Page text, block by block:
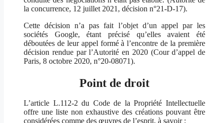
la concurrence, 12 juillet 2021, décision n°21-D-17).
Cette décision n’a pas fait l’objet d’un appel par les
sociétés Google, étant précisé qu’elles avaient été
déboutées de leur appel formé à l’encontre de la première
décision rendue par l’Autorité en 2020 (Cour d’appel de
Paris, 8 octobre 2020, n°20-08071).
Point de droit
L’article L.112-2 du Code de la Propriété Intellectuelle
offre une liste non exhaustive des créations pouvant être
considérées comme des œuvres de l’esprit, à savoir :